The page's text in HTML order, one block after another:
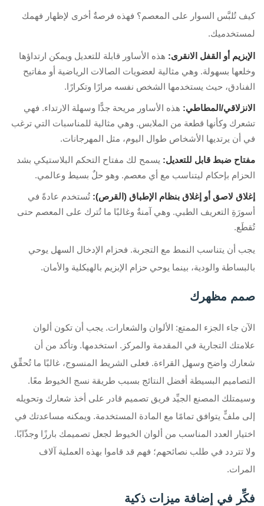
كيف تُلبَّس السوار على المعصم؟ فهذه فرصةٌ أخرى لإظهار فهمك
لمستخدميك.
الإبزيم أو القفل الانقرى: هذه الأساور قابلة للتعديل ويمكن ارتداؤها
وخلعها بسهولة. وهي مثالية لعضويات الصالات الرياضية أو مفاتيح
الفنادق، حيث يستخدمها الشخص نفسه مرارًا وتكرارًا.
الانزلاقي/المطاطي: هذه الأساور مريحة جدًّا وسهلة الارتداء. فهي
تشعرك وكأنها قطعة من الملابس. وهي مثالية للمناسبات التي ترغب
في أن يرتديها الأشخاص طوال اليوم، مثل المهرجانات.
مفتاح ضبط قابل للتعديل: يسمح لك مفتاح التحكم البلاستيكي بشد
الحزام بإحكام ليتناسب مع أي معصم. وهو حلٌ بسيط وعالمي.
إغلاق لاصق أو إغلاق بنظام الإطباق (القرص): تُستخدم عادةً في
أسورَةِ التعريف الطبي. وهي آمنةٌ وغالبًا ما تُترك على المعصم حتى
تُقطَع.
يجب أن يتناسب النمط مع التجربة. فحزام الإدخال السهل يوحي
بالبساطة والودية، بينما يوحي حزام الإبزيم بالهيكلية والأمان.
صمم مظهرك
الآن جاء الجزء الممتع: الألوان والشعارات. يجب أن تكون ألوان
علامتك التجارية في المقدمة والمركز. استخدمها. وتأكد من أن
شعارك واضح وسهل القراءة. فعلى الشريط المنسوج، غالبًا ما تُحقِّق
التصاميم البسيطة أفضل النتائج بسبب طريقة نسج الخيوط معًا.
وسيمتلك المصنع الجيِّد فريق تصميم قادر على أخذ شعارك وتحويله
إلى ملفٍّ يتوافق تمامًا مع المادة المستخدمة. ويمكنه مساعدتك في
اختيار العدد المناسب من ألوان الخيوط لجعل تصميمك بارزًا وجذّابًا.
ولا تتردد في طلب نصائحهم؛ فهم قد قاموا بهذه العملية آلاف
المرات.
فكِّر في إضافة ميزات ذكية